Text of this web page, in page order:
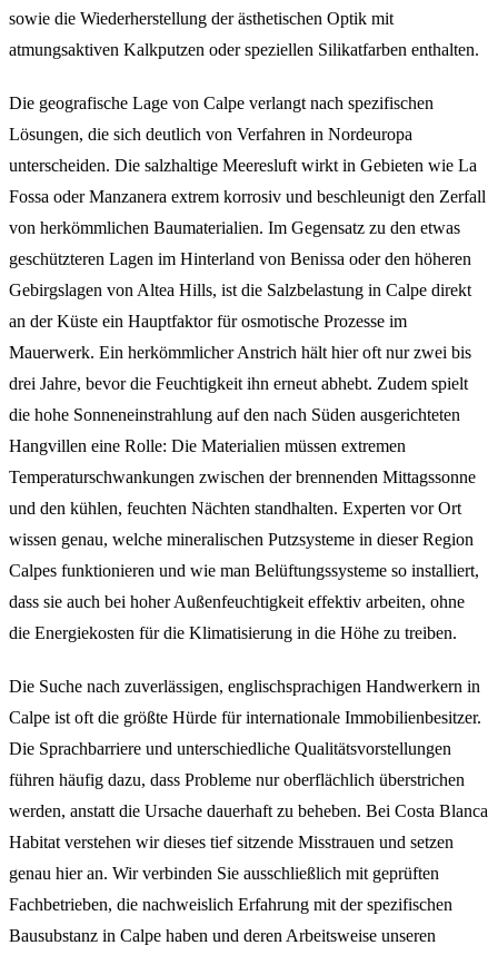
sowie die Wiederherstellung der ästhetischen Optik mit
atmungsaktiven Kalkputzen oder speziellen Silikatfarben enthalten.
Die geografische Lage von Calpe verlangt nach spezifischen
Lösungen, die sich deutlich von Verfahren in Nordeuropa
unterscheiden. Die salzhaltige Meeresluft wirkt in Gebieten wie La
Fossa oder Manzanera extrem korrosiv und beschleunigt den Zerfall
von herkömmlichen Baumaterialien. Im Gegensatz zu den etwas
geschützteren Lagen im Hinterland von Benissa oder den höheren
Gebirgslagen von Altea Hills, ist die Salzbelastung in Calpe direkt
an der Küste ein Hauptfaktor für osmotische Prozesse im
Mauerwerk. Ein herkömmlicher Anstrich hält hier oft nur zwei bis
drei Jahre, bevor die Feuchtigkeit ihn erneut abhebt. Zudem spielt
die hohe Sonneneinstrahlung auf den nach Süden ausgerichteten
Hangvillen eine Rolle: Die Materialien müssen extremen
Temperaturschwankungen zwischen der brennenden Mittagssonne
und den kühlen, feuchten Nächten standhalten. Experten vor Ort
wissen genau, welche mineralischen Putzsysteme in dieser Region
Calpes funktionieren und wie man Belüftungssysteme so installiert,
dass sie auch bei hoher Außenfeuchtigkeit effektiv arbeiten, ohne
die Energiekosten für die Klimatisierung in die Höhe zu treiben.
Die Suche nach zuverlässigen, englischsprachigen Handwerkern in
Calpe ist oft die größte Hürde für internationale Immobilienbesitzer.
Die Sprachbarriere und unterschiedliche Qualitätsvorstellungen
führen häufig dazu, dass Probleme nur oberflächlich überstrichen
werden, anstatt die Ursache dauerhaft zu beheben. Bei Costa Blanca
Habitat verstehen wir dieses tief sitzende Misstrauen und setzen
genau hier an. Wir verbinden Sie ausschließlich mit geprüften
Fachbetrieben, die nachweislich Erfahrung mit der spezifischen
Bausubstanz in Calpe haben und deren Arbeitsweise unseren